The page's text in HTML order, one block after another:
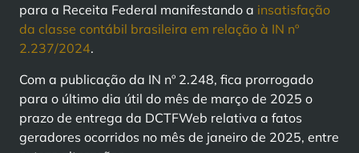
para a Receita Federal manifestando a insatisfação
da classe contábil brasileira em relação à IN nº
2.237/2024.
Com a publicação da IN nº 2.248, fica prorrogado
para o último dia útil do mês de março de 2025 o
prazo de entrega da DCTFWeb relativa a fatos
geradores ocorridos no mês de janeiro de 2025, entre